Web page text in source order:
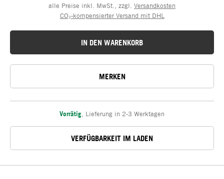
alle Preise inkl. MwSt., zzgl. Versandkosten
CO₂-kompensierter Versand mit DHL
IN DEN WARENKORB
MERKEN
Vorrätig Lieferung in 2-3 Werktagen
VERFÜGBARKEIT IM LADEN